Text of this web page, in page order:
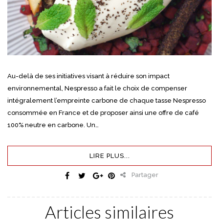
Au-delà de ses initiatives visant à réduire son impact
environnemental, Nespresso a fait le choix de compenser
intégralement l’empreinte carbone de chaque tasse Nespresso
consommée en France et de proposer ainsi une offre de café
100% neutre en carbone. Un…
LIRE PLUS...
Partager
Articles similaires